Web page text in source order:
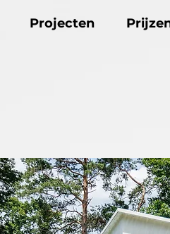
Projecten